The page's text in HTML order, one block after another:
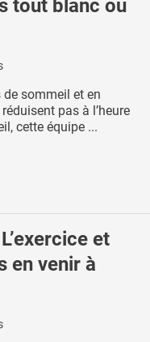
tout blanc ou
sommeil et en
pas à l’heure
cette équipe ...
et
en venir à